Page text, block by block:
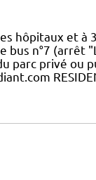
hôpitaux et
n°7 (arrêt
parc privé ou